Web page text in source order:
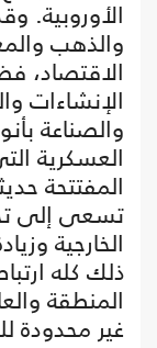
الأوروبية.
والذهب
الاقتصاد،
الإنشاءات
والصناعة
العسكرية
المفتتحة
تسعى إلى
الخارجية
ذلك كله
المنطقة
غير محدودة